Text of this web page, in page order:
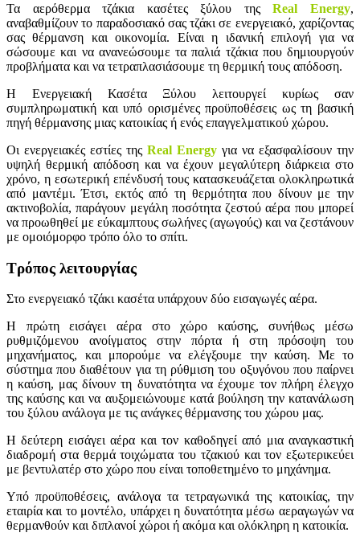
Τα αερόθερμα τζάκια κασέτες ξύλου τηςReal Energy,
αναβαθμίζουν το παραδοσιακό σας τζάκι σε ενεργειακό, χαρίζοντας
σας θέρμανση και οικονομία. Είναι η ιδανική επιλογή για να
σώσουμε και να ανανεώσουμε τα παλιά τζάκια που δημιουργούν
προβλήματα και να τετραπλασιάσουμε τη θερμική τους απόδοση.
Η Ενεργειακή Κασέτα Ξύλου λειτουργεί κυρίως σαν
συμπληρωματική και υπό ορισμένες προϋποθέσεις ως τη βασική
πηγή θέρμανσης μιας κατοικίας ή ενός επαγγελματικού χώρου.
Οι ενεργειακές εστίες της Real Energy για να εξασφαλίσουν την
υψηλή θερμική απόδοση και να έχουν μεγαλύτερη διάρκεια στο
χρόνο, η εσωτερική επένδυσή τους κατασκευάζεται ολοκληρωτικά
από μαντέμι. Έτσι, εκτός από τη θερμότητα που δίνουν με την
ακτινοβολία, παράγουν μεγάλη ποσότητα ζεστού αέρα που μπορεί
να προωθηθεί με εύκαμπτους σωλήνες (αγωγούς) και να ζεστάνουν
με ομοιόμορφο τρόπο όλο το σπίτι.
Τρόπος λειτουργίας
Στο ενεργειακό τζάκι κασέτα υπάρχουν δύο εισαγωγές αέρα.
Η πρώτη εισάγει αέρα στο χώρο καύσης, συνήθως μέσω
ρυθμιζόμενου ανοίγματος στην πόρτα ή στη πρόσοψη του
μηχανήματος, και μπορούμε να ελέγξουμε την καύση. Με το
σύστημα που διαθέτουν για τη ρύθμιση του οξυγόνου που παίρνει
η καύση, μας δίνουν τη δυνατότητα να έχουμε τον πλήρη έλεγχο
της καύσης και να αυξομειώνουμε κατά βούληση την κατανάλωση
του ξύλου ανάλογα με τις ανάγκες θέρμανσης του χώρου μας.
Η δεύτερη εισάγει αέρα και τον καθοδηγεί από μια αναγκαστική
διαδρομή στα θερμά τοιχώματα του τζακιού και τον εξωτερικεύει
με βεντυλατέρ στο χώρο που είναι τοποθετημένο το μηχάνημα.
Υπό προϋποθέσεις, ανάλογα τα τετραγωνικά της κατοικίας, την
εταιρία και το μοντέλο, υπάρχει η δυνατότητα μέσω αεραγωγών να
θερμανθούν και διπλανοί χώροι ή ακόμα και ολόκληρη η κατοικία.